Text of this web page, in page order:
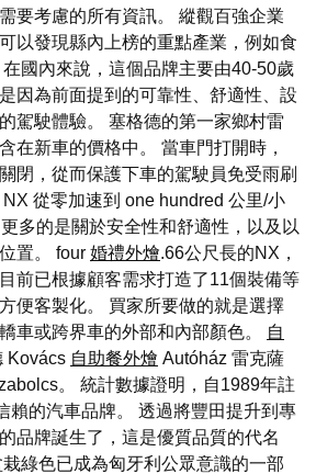
要考慮的所有資訊。 縱觀百強企業
以發現縣內上榜的重點產業，例如食
國內來說，這個品牌主要由40-50歲
因為前面提到的可靠性、舒適性、設
駕駛體驗。 塞格德的第一家鄉村雷
在新車的價格中。 當車門打開時，
閉，從而保護下車的駕駛員免受雨刷
從零加速到 one hundred 公里/小
多的是關於安全性和舒適性，以及以
置。 four 婚禮外燴.66公尺長的NX，
前已根據顧客需求打造了11個裝備等
便客製化。 買家所要做的就是選擇
車或跨界車的外部和內部顏色。
自
Kovács 自助餐外燴 Autóház 雷克薩
。 統計數據證明，自1989年註
賴的汽車品牌。 透過將豐田提升到專
品牌誕生了，這是優質品質的代名
綠色已成為匈牙利公眾意識的一部